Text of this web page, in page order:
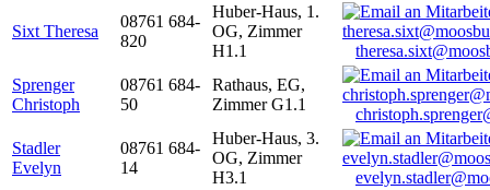
Sixt Theresa
08761 684-
820
Huber-Haus, 1.
OG, Zimmer
H1.1
Sprenger
Christoph
08761 684-
50
Rathaus, EG,
Zimmer G1.1
Stadler
Evelyn
08761 684-
14
Huber-Haus, 3.
OG, Zimmer
H3.1